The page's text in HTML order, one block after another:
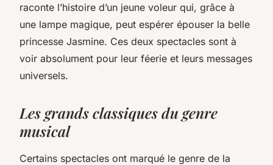
raconte l’histoire d’un jeune voleur qui, grâce à
une lampe magique, peut espérer épouser la belle
princesse Jasmine. Ces deux spectacles sont à
voir absolument pour leur féerie et leurs messages
universels.
Les grands classiques du genre
musical
Certains spectacles ont marqué le genre de la